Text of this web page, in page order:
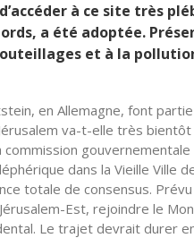
à ce site très
a été adoptée.
et à la
en Allemagne, font
va-t-elle très
dans la Vieille Ville
totale de consensus.
Est, rejoindre le
Le trajet devrait durer